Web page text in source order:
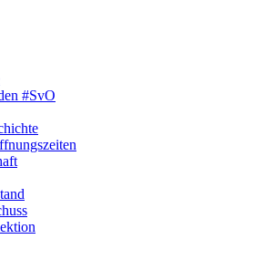
#SvO